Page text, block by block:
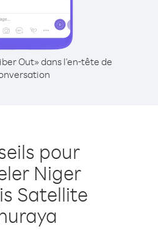
Out» dans l'en-tête de
pour
Niger
Satellite